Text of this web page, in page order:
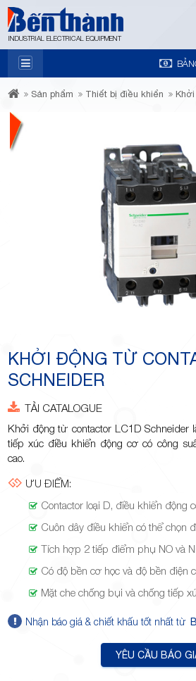
INDUSTRIAL ELECTRICAL EQUIPMENT
7A
Minh
Hiệp
Sản phẩm Thiết bị điều khiển
KHỞI ĐỘNG TỪ
SCHNEIDER
TẢI CATALOGUE
Khởi động từ contactor LC1D Schneider
tiếp xúc điều khiển động cơ có công
cao.
ƯU ĐIỂM:
Contactor loại D, điều khiển động
Cuôn dây điều khiển có thể chọn
Tích hợp 2 tiếp điểm phụ NO và
Có độ bền cơ học và độ bền điện
Mặt che chống bụi và chống tiếp
Nhận báo giá & chiết khấu tốt nhất từ
YÊU CẦU BÁO